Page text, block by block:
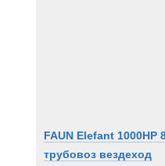
FAUN Elefant 1000HP
трубовоз вездеход